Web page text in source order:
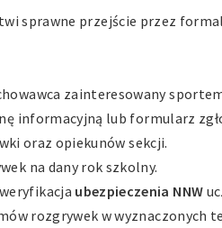
sprawne przejście przez
zainteresowany
informacyjną lub formularz
oraz opiekunów sekcji.
na dany rok szkolny.
ubezpieczenia NNW
rozgrywek w wyznaczonych